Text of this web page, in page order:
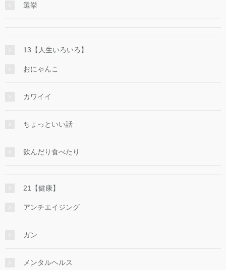
選挙
13【人生いろいろ】
おにゃんこ
カワイイ
ちょっといい話
飲んだり食べたり
21【健康】
アンチエイジング
ガン
メンタルヘルス